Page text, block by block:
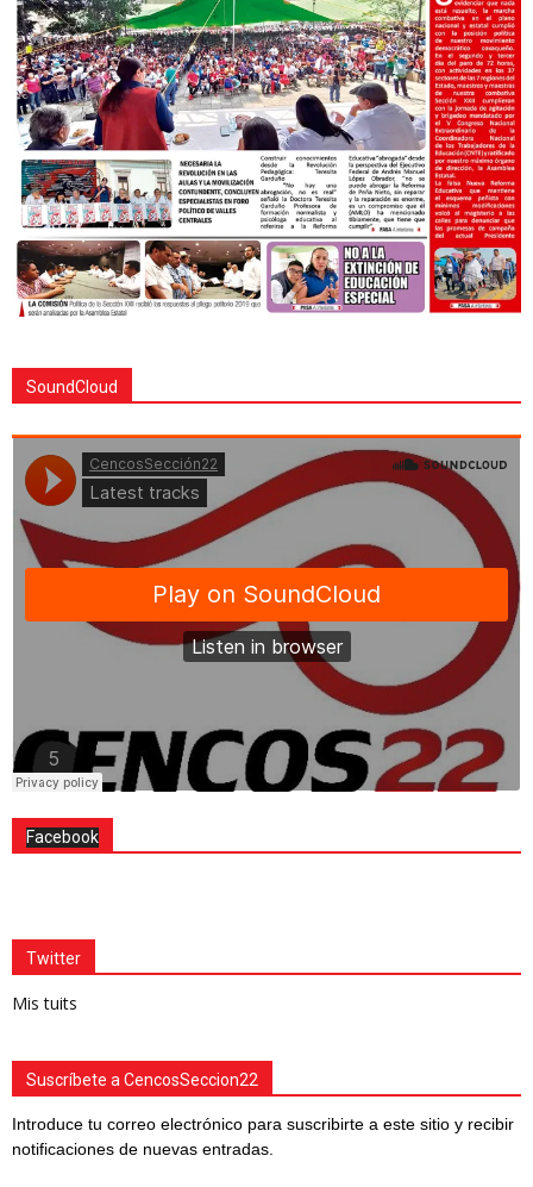
SoundCloud
Facebook
Twitter
Mis tuits
Suscríbete a CencosSeccion22
Introduce tu correo electrónico para suscribirte a este sitio y recibir
notificaciones de nuevas entradas.